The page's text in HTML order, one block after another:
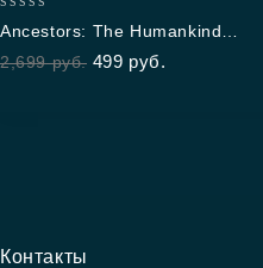
out
of
Ancestors: The Humankind
Odyssey
2,699руб. 499 руб.
Контакты